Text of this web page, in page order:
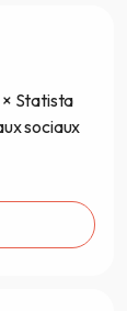
Statista
sociaux